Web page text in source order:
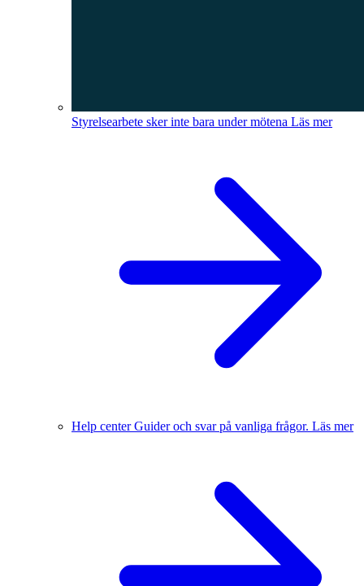
Styrelsearbete sker inte bara under mötena Läs mer
Help centerGuider och svar på vanliga frågor. Läs mer